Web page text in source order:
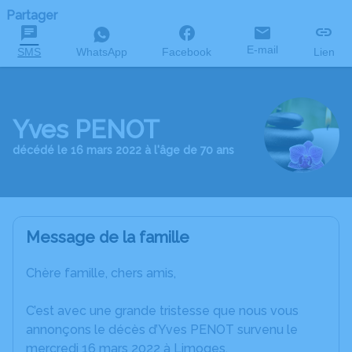
Partager
SMS WhatsApp Facebook E-mail Lien
Yves PENOT
décédé le 16 mars 2022 à l'âge de 70 ans
Message de la famille
Chère famille, chers amis,
C’est avec une grande tristesse que nous vous
annonçons le décès d’Yves PENOT survenu le
mercredi 16 mars 2022 à Limoges.